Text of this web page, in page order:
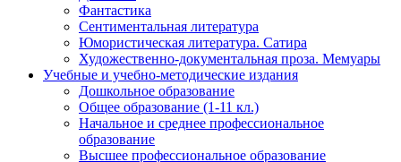
Фантастика
Сентиментальная литература
Юмористическая литература. Сатира
Художественно-документальная проза. Мемуары
Учебные и учебно-методические издания
Дошкольное образование
Общее образование (1-11 кл.)
Начальное и среднее профессиональное
образование
Высшее профессиональное образование